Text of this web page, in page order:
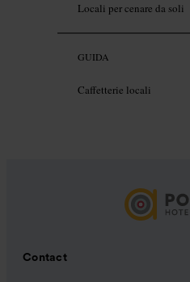
Locali per cenare da soli
GUIDA
Caffetterie locali
Contact